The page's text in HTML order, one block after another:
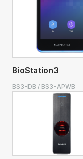
BioStation3
BS3-DB / BS3-APWB